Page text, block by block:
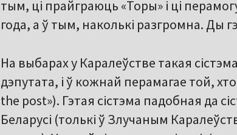
тым, ці прайграюць «Торы» і ці
года, а ў тым, наколькі разгромна. Ды
На выбарах у Каралеўстве такая
дэпутата, і ў кожнай перамагае той,
the post»). Гэтая сістэма падобная да
Беларусі (толькі ў Злучаным